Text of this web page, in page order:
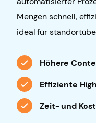
Mengen schnell,
ideal für
Höhere
Effiziente
Zeit- und